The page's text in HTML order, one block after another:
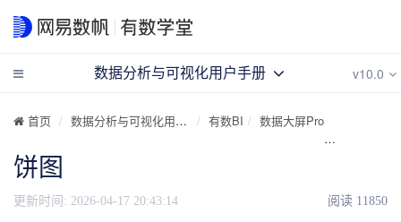
首页 数据分析与可视化用户手册 有数BI 数据大屏Pro
饼图
更新时间: 2026-04-17 20:43:14 阅读 11850
数据分析与可视化用户手册 v10.0